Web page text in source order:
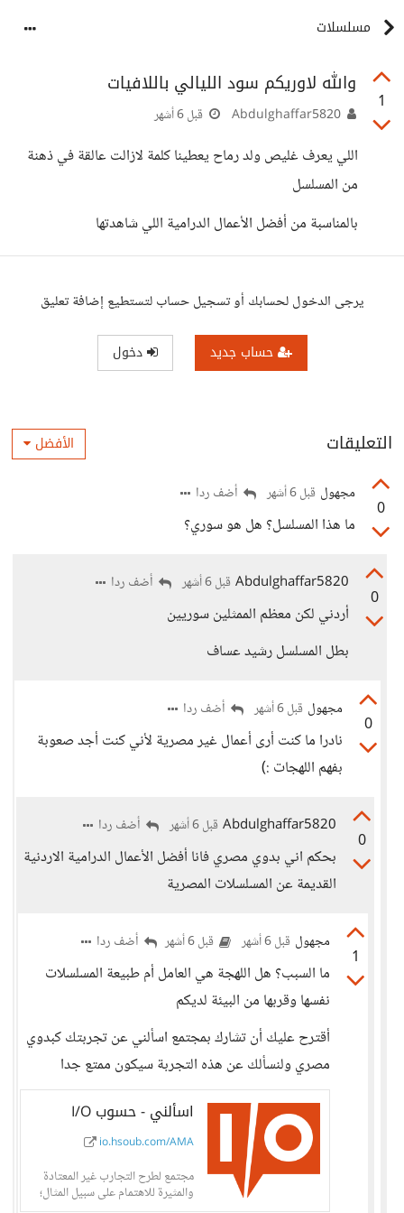
مسلسلات
1
والله لاوريكم سود الليالي باللافيات
قبل 6 أشهر
اللي يعرف غليص ولد رماح يعطينا كلمة لازالت عالقة في ذهنة
من المسلسل
بالمناسبة من أفضل الأعمال الدرامية اللي شاهدتها
يرجى الدخول لحسابك أو تسجيل حساب لتستطيع إضافة تعليق
حساب جديد دخول
التعليقات الأفضل
0
مجهول قبل 6 أشهر أضف ردا
ما هذا المسلسل؟ هل هو سوري؟
0
Abdulghaffar5820 قبل 6 أشهر أضف ردا
أردني لكن معظم الممثلين سوريين
بطل المسلسل رشيد عساف
0
مجهول قبل 6 أشهر أضف ردا
نادرا ما كنت أرى أعمال غير مصرية لأني كنت أجد صعوبة
بفهم اللهجات :)
0
Abdulghaffar5820 قبل 6 أشهر أضف ردا
بحكم اني بدوي مصري فانا أفضل الأعمال الدرامية الاردنية
القديمة عن المسلسلات المصرية
1
مجهول قبل 6 أشهر قبل 6 أشهر أضف ردا
ما السبب؟ هل اللهجة هي العامل أم طبيعة المسلسلات
نفسها وقربها من البيئة لديكم
أقترح عليك أن تشارك بمجتمع اسألني عن تجربتك كبدوي
مصري ولنسألك عن هذه التجربة سيكون ممتع جدا
اسألني - حسوب I/O
io.hsoub.com/AMA
مجتمع لطرح التجارب غير المعتادة
والمثيرة للاهتمام على سبيل المثال؛